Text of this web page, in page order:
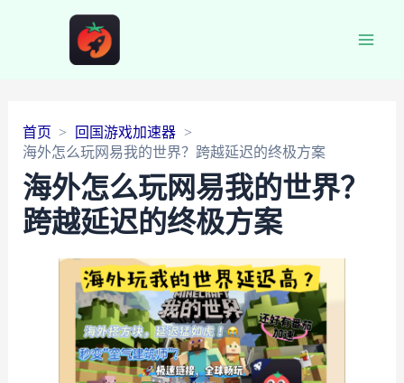
首页
回国游戏加速器
海外怎么玩网易我的世界？跨越延迟的终极方案
海外怎么玩网易我的世界？
跨越延迟的终极方案